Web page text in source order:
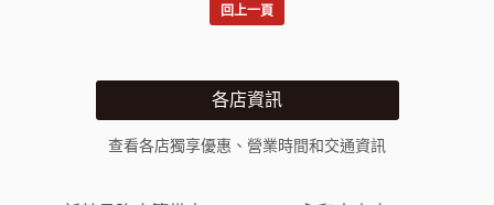
回上一頁
各店資訊
查看各店獨享優惠、營業時間和交通資訊